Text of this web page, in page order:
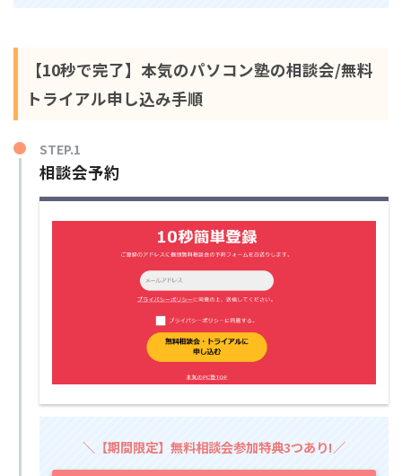
【10秒で完了】本気のパソコン塾の相談会/無料
トライアル申し込み手順
STEP.1
相談会予約
＼【期間限定】無料相談会参加特典3つあり!／